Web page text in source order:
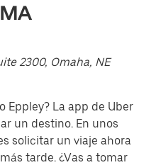
2300, Omaha, NE
Eppley? La app de Uber
un destino. En unos
solicitar un viaje ahora
tarde. ¿Vas a tomar